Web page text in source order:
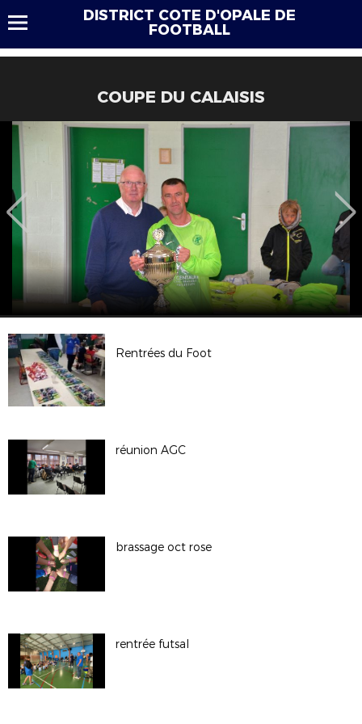
DISTRICT COTE D'OPALE DE
FOOTBALL
COUPE DU CALAISIS
Rentrées du Foot
réunion AGC
brassage oct rose
rentrée futsal